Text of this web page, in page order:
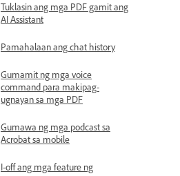
Tuklasin ang mga PDF gamit ang
AI Assistant
Pamahalaan ang chat history
Gumamit ng mga voice
command para makipag-
ugnayan sa mga PDF
Gumawa ng mga podcast sa
Acrobat sa mobile
I-off ang mga feature ng